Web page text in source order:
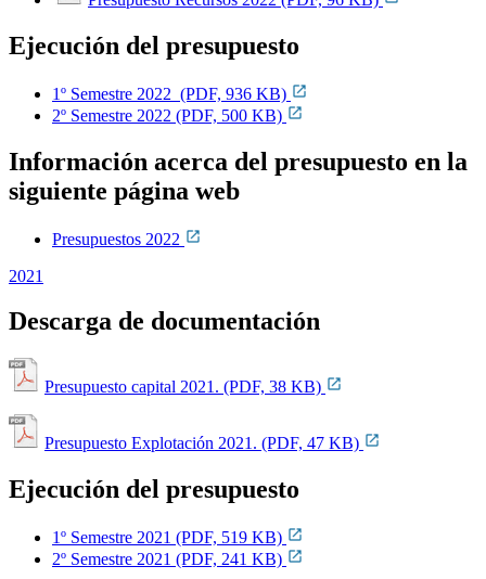
Ejecución del presupuesto
1º Semestre 2022 (PDF, 936 KB)
2º Semestre 2022 (PDF, 500 KB)
Información acerca del presupuesto en la
siguiente página web
Presupuestos 2022
2021
Descarga de documentación
Presupuesto capital 2021. (PDF, 38 KB)
Presupuesto Explotación 2021. (PDF, 47 KB)
Ejecución del presupuesto
1º Semestre 2021 (PDF, 519 KB)
2º Semestre 2021 (PDF, 241 KB)